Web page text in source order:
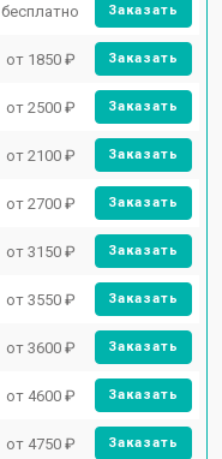
бесплатно Заказать
от 1850 ₽ Заказать
от 2500 ₽ Заказать
от 2100 ₽ Заказать
от 2700 ₽ Заказать
от 3150 ₽ Заказать
от 3550 ₽ Заказать
от 3600 ₽ Заказать
от 4600 ₽ Заказать
от 4750 ₽ Заказать